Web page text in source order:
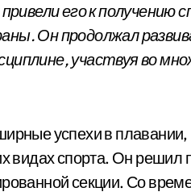
его к
Он продолжал
участвуя во
успехи в
видах спорта. Он решил
секции. Со